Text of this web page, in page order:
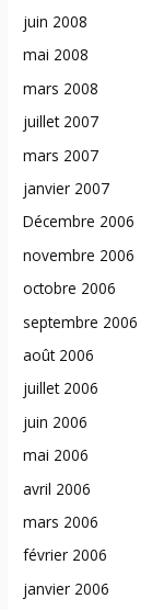
juin 2008
mai 2008
mars 2008
juillet 2007
mars 2007
janvier 2007
Décembre 2006
novembre 2006
octobre 2006
septembre 2006
août 2006
juillet 2006
juin 2006
mai 2006
avril 2006
mars 2006
février 2006
janvier 2006